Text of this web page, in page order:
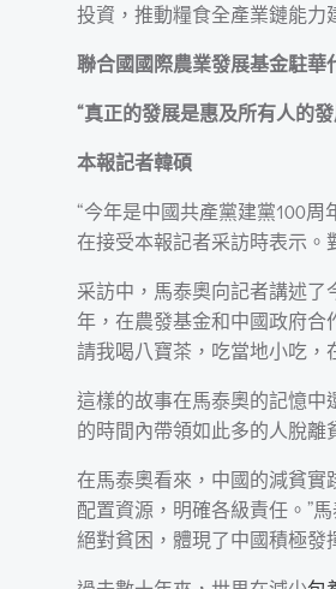
投資，推動糧食全產業鏈能力
聯合國國際農業發展基金
“真正的發展是惠及所有人的發
本報記者韓碩
“今年是中國共產黨建黨100
在接受本報記者采訪時表示。
采訪中，馬泰奧向記者講述
年，在農發基金和中國政府合
請我喝八寶茶，吃當地小吃，
這樣的故事在馬泰奧的記憶中
的時間內帶領如此多的人脫離
在馬泰奧看來，中國的減貧實
配置資源，明確各級責任。”
絕對貧困，體現了中國積極發